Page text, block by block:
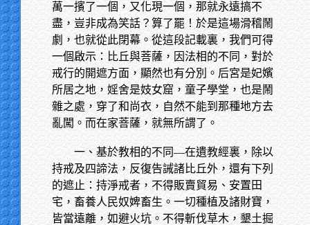
萬一擯了一個，又化現一個，那就永遠搞不
盡，豈非成為笑話？算了罷！於是這場滑稽鬧
劇，也就從此閉幕。從這段記載裏，我們可得
一個啟示：比丘與菩薩，因法相的不同，對於
戒行的開遮方面，顯然也有分別。后宮是妃嬪
所居之地，婬舍是妓女窟，童子學堂，也是鬧
雜之處，穿了和尚衣，自然不能到那種地方去
亂闖。而在家菩薩，就無所謂了。
一、基於教相的不同—在遺教經裏，除以
持戒及四諦法，反復告誡諸比丘外，還有下列
的遮止：持淨戒者，不得販賣貿易、安置田
宅，畜養人民奴婢畜生。一切種植及諸財寶，
皆當遠離，如避火坑。不得斬伐草木，墾土掘